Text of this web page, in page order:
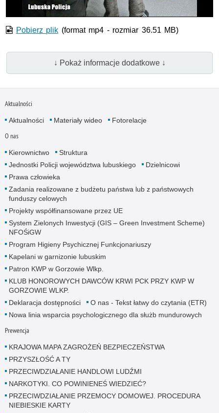
Pobierz plik (format mp4 - rozmiar 36.51 MB)
↓ Pokaż informacje dodatkowe ↓
Aktualności
Aktualności Materiały wideo Fotorelacje
O nas
Kierownictwo
Struktura
Jednostki Policji województwa lubuskiego
Dzielnicowi
Prawa człowieka
Zadania realizowane z budżetu państwa lub z państwowych
funduszy celowych
Projekty współfinansowane przez UE
System Zielonych Inwestycji (GIS – Green Investment Scheme)
NFOŚiGW
Program Higieny Psychicznej Funkcjonariuszy
Kapelani w garnizonie lubuskim
Patron KWP w Gorzowie Wlkp.
KLUB HONOROWYCH DAWCÓW KRWI PCK PRZY KWP W
GORZOWIE WLKP.
Deklaracja dostępności
O nas - Tekst łatwy do czytania (ETR)
Nowa linia wsparcia psychologicznego dla służb mundurowych
Prewencja
KRAJOWA MAPA ZAGROŻEŃ BEZPIECZEŃSTWA
PRZYSZŁOŚĆ A TY
PRZECIWDZIAŁANIE HANDLOWI LUDŹMI
NARKOTYKI. CO POWINIENEŚ WIEDZIEĆ?
PRZECIWDZIAŁANIE PRZEMOCY DOMOWEJ. PROCEDURA
NIEBIESKIE KARTY